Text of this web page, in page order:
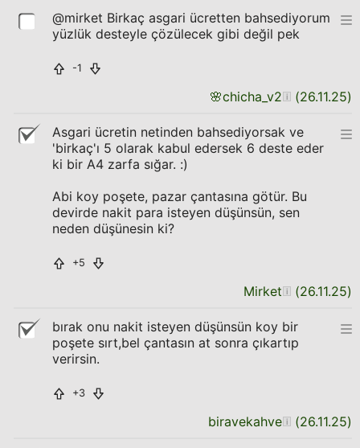
@mirket Birkaç asgari ücretten bahsediyorum
yüzlük desteyle çözülecek gibi değil pek
-1
🌸chicha_v2 (26.11.25)
Asgari ücretin netinden bahsediyorsak ve
'birkaç'ı 5 olarak kabul edersek 6 deste eder
ki bir A4 zarfa sığar. :)
Abi koy poşete, pazar çantasına götür. Bu
devirde nakit para isteyen düşünsün, sen
neden düşünesin ki?
+5
Mirket (26.11.25)
bırak onu nakit isteyen düşünsün koy bir
poşete sırt,bel çantasın at sonra çıkartıp
verirsin.
+3
biravekahve (26.11.25)